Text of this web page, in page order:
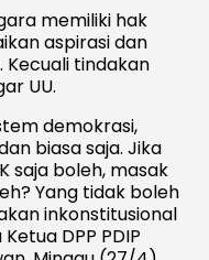
memiliki hak
aspirasi dan
tindakan
UU.
demokrasi,
biasa saja. Jika
saja boleh, masak
Yang tidak boleh
inkonstitusional
DPP PDIP